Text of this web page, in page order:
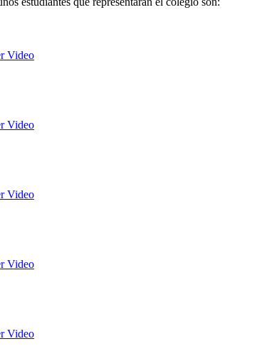
Video
Video
Video
Video
Video